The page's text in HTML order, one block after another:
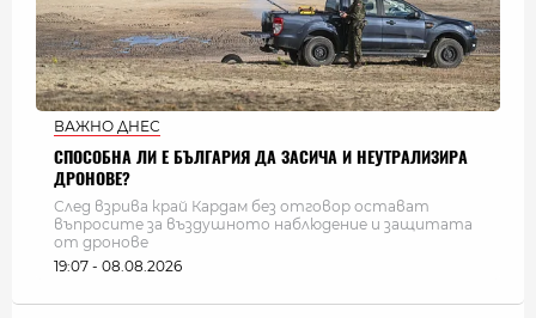
ВАЖНО ДНЕС
СПОСОБНА ЛИ Е БЪЛГАРИЯ ДА ЗАСИЧА И НЕУТРАЛИЗИРА
ДРОНОВЕ?
След взрива край Кардам без отговор остават
въпросите за въздушното наблюдение и защитата
от дронове
19:07 - 08.08.2026